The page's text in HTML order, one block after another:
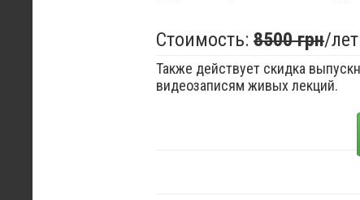
Стоимость: 8500 грн/
Также действует скидка
видеозаписям живых лекций.